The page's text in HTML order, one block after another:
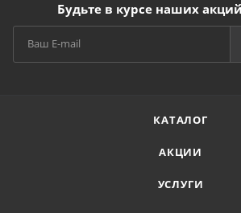
Будьте в курсе наших
КАТАЛОГ
АКЦИИ
УСЛУГИ